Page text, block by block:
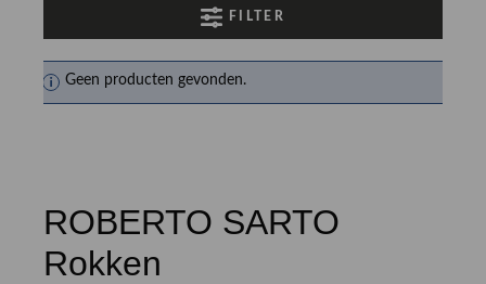
FILTER
Geen producten gevonden.
ROBERTO SARTO
Rokken